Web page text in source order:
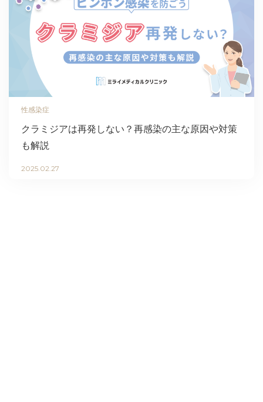
性感染症
クラミジアは再発しない？再感染の主な原因や対策
も解説
2025.02.27